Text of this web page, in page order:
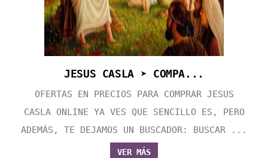
JESUS CASLA ➤ COMPA...
OFERTAS EN PRECIOS PARA COMPRAR JESUS
CASLA ONLINE YA VES QUE SENCILLO ES, PERO
ADEMÁS, TE DEJAMOS UN BUSCADOR: BUSCAR ...
VER MÁS